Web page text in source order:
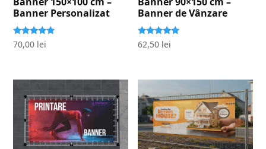
Banner Personalizat
Evaluat la
5.00
70,00 lei
Banner de Vânzare
Evaluat la
5.00
62,50 lei